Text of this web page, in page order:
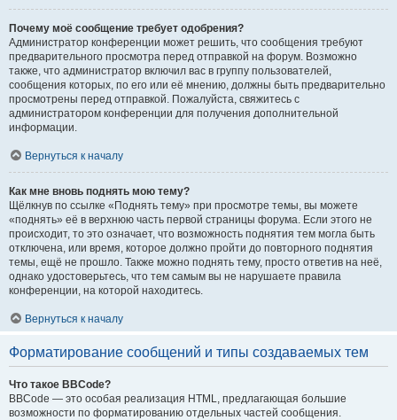
Почему моё сообщение требует одобрения?
Администратор конференции может решить, что сообщения требуют
предварительного просмотра перед отправкой на форум. Возможно
также, что администратор включил вас в группу пользователей,
сообщения которых, по его или её мнению, должны быть предварительно
просмотрены перед отправкой. Пожалуйста, свяжитесь с
администратором конференции для получения дополнительной
информации.
Вернуться к началу
Как мне вновь поднять мою тему?
Щёлкнув по ссылке «Поднять тему» при просмотре темы, вы можете
«поднять» её в верхнюю часть первой страницы форума. Если этого не
происходит, то это означает, что возможность поднятия тем могла быть
отключена, или время, которое должно пройти до повторного поднятия
темы, ещё не прошло. Также можно поднять тему, просто ответив на неё,
однако удостоверьтесь, что тем самым вы не нарушаете правила
конференции, на которой находитесь.
Вернуться к началу
Форматирование сообщений и типы создаваемых тем
Что такое BBCode?
BBCode — это особая реализация HTML, предлагающая большие
возможности по форматированию отдельных частей сообщения.